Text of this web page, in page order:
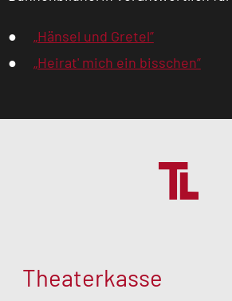
„Hänsel und Gretel”
„Heirat' mich ein bisschen”
Theaterkasse